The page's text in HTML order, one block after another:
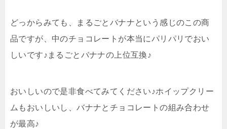
どっからみても、まるごとバナナという感じのこの商
品ですが、中のチョコレートが本当にパリパリでおい
しいです♪まるごとバナナの上位互換♪
おいしいので是非食べてみてください♪ホイップクリー
ムもおいしいし、バナナとチョコレートの組み合わせ
が最高♪